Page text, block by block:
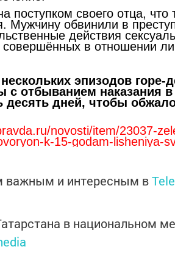
поступком своего отца,
Мужчину обвинили в
действия
в отношении
эпизодов горе-
отбыванием наказания в
десять дней, чтобы
novosti/item/23037-
k-15-godam-lisheniya-
важным и интересным в
в национальном